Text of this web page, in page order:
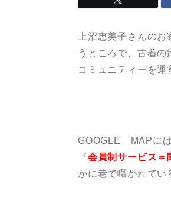
上沼恵美子さんの
うところで、古着
コミュニティーを
GOOGLE MAPには
『会員制サービス＝
かに巷で囁かれてい